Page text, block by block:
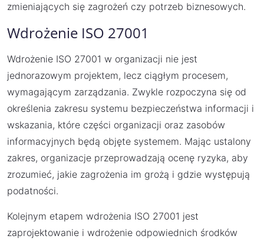
zmieniających się zagrożeń czy potrzeb biznesowych.
Wdrożenie ISO 27001
Wdrożenie ISO 27001 w organizacji nie jest
jednorazowym projektem, lecz ciągłym procesem,
wymagającym zarządzania. Zwykle rozpoczyna się od
określenia zakresu systemu bezpieczeństwa informacji i
wskazania, które części organizacji oraz zasobów
informacyjnych będą objęte systemem. Mając ustalony
zakres, organizacje przeprowadzają ocenę ryzyka, aby
zrozumieć, jakie zagrożenia im grożą i gdzie występują
podatności.
Kolejnym etapem wdrożenia ISO 27001 jest
zaprojektowanie i wdrożenie odpowiednich środków